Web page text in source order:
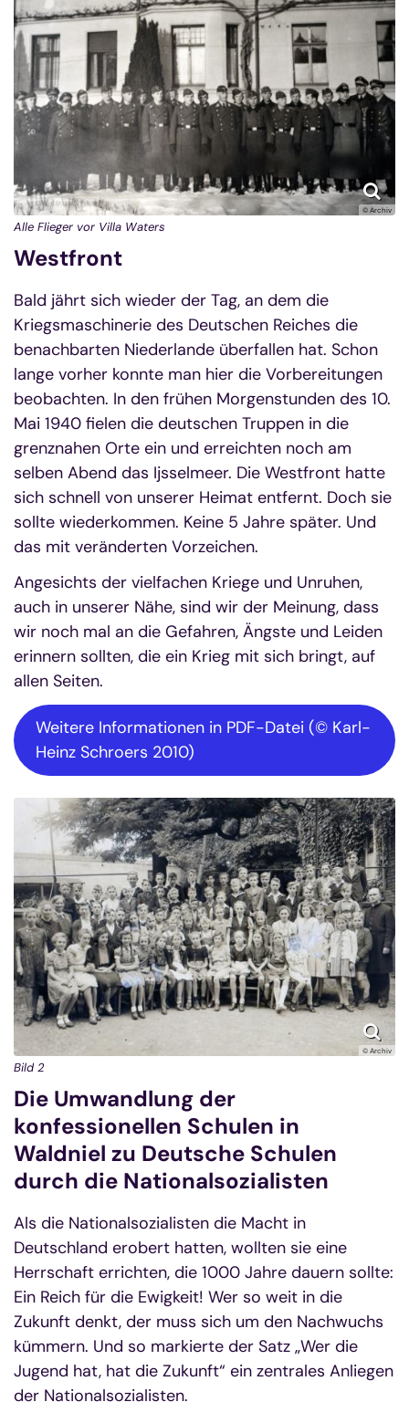
© Archiv
Alle Flieger vor Villa Waters
Westfront
Bald jährt sich wieder der Tag, an dem die
Kriegsmaschinerie des Deutschen Reiches die
benachbarten Niederlande überfallen hat. Schon
lange vorher konnte man hier die Vorbereitungen
beobachten. In den frühen Morgenstunden des 10.
Mai 1940 fielen die deutschen Truppen in die
grenznahen Orte ein und erreichten noch am
selben Abend das Ijsselmeer. Die Westfront hatte
sich schnell von unserer Heimat entfernt. Doch sie
sollte wiederkommen. Keine 5 Jahre später. Und
das mit veränderten Vorzeichen.
Angesichts der vielfachen Kriege und Unruhen,
auch in unserer Nähe, sind wir der Meinung, dass
wir noch mal an die Gefahren, Ängste und Leiden
erinnern sollten, die ein Krieg mit sich bringt, auf
allen Seiten.
Weitere Informationen in PDF-Datei (© Karl-
Heinz Schroers 2010)
© Archiv
Bild 2
Die Umwandlung der
konfessionellen Schulen in
Waldniel zu Deutsche Schulen
durch die Nationalsozialisten
Als die Nationalsozialisten die Macht in
Deutschland erobert hatten, wollten sie eine
Herrschaft errichten, die 1000 Jahre dauern sollte:
Ein Reich für die Ewigkeit! Wer so weit in die
Zukunft denkt, der muss sich um den Nachwuchs
kümmern. Und so markierte der Satz „Wer die
Jugend hat, hat die Zukunft“ ein zentrales Anliegen
der Nationalsozialisten.